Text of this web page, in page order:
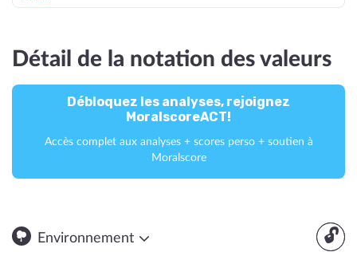
Détail de la notation des valeurs
Débloquez les analyses, rejoignez
MoralscoreACT!
Accès complet aux analyses + scores perso + soutien à
Moralscore
🔓
Environnement